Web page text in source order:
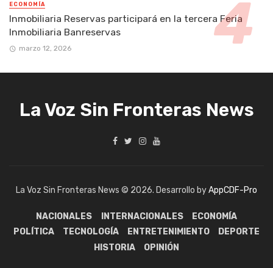
ECONOMÍA
Inmobiliaria Reservas participará en la tercera Feria
Inmobiliaria Banreservas
marzo 12, 2026
La Voz Sin Fronteras News
La Voz Sin Fronteras News © 2026. Desarrollo byAppCDF-Pro
NACIONALES INTERNACIONALES
ECONOMÍA
POLÍTICA
TECNOLOGÍA ENTRETENIMIENTO
DEPORTE
HISTORIA
OPINIÓN